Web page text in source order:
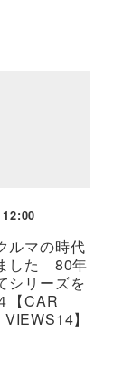
ルマの時代
した 80年
シリーズを
【CAR
】